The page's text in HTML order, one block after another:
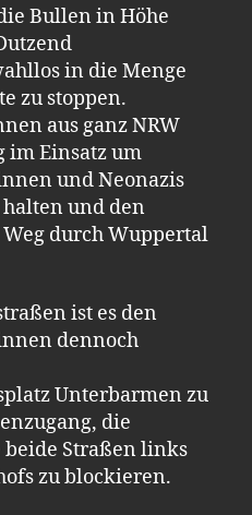
Bullen in Höhe
in die Menge
zu stoppen.
aus ganz NRW
im Einsatz um
und Neonazis
und den
durch Wuppertal
ist es den
dennoch
Unterbarmen zu
die
Straßen links
zu blockieren.